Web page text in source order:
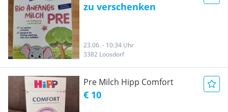
zu verschenken
23.06. - 10:34 Uhr
3382 Loosdorf
Pre Milch Hipp Comfort
€ 10